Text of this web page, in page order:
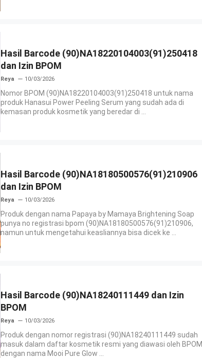
Hasil Barcode (90)NA18220104003(91)250418
dan Izin BPOM
Reya 10/03/2026
Nomor BPOM (90)NA18220104003(91)250418 untuk nama
produk Hanasui Power Peeling Serum yang sudah ada di
kemasan produk kosmetik yang beredar di ...
Hasil Barcode (90)NA18180500576(91)210906
dan Izin BPOM
Reya 10/03/2026
Produk dengan nama Papaya by Mamaya Brightening Soap
punya no registrasi bpom (90)NA18180500576(91)210906,
namun untuk mengetahui keasliannya bisa dicek ke ...
Hasil Barcode (90)NA18240111449 dan Izin
BPOM
Reya 10/03/2026
Produk dengan nomor registrasi (90)NA18240111449 sudah
masuk dalam daftar kosmetik resmi yang diawasi oleh BPOM
dengan nama Mooi Pure Glow ...